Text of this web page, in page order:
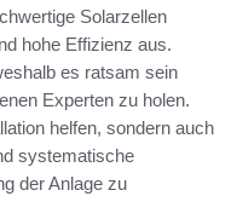
Solarzellen
hohe Effizienz aus.
es ratsam sein
Experten zu holen.
helfen, sondern auch
systematische
der Anlage zu